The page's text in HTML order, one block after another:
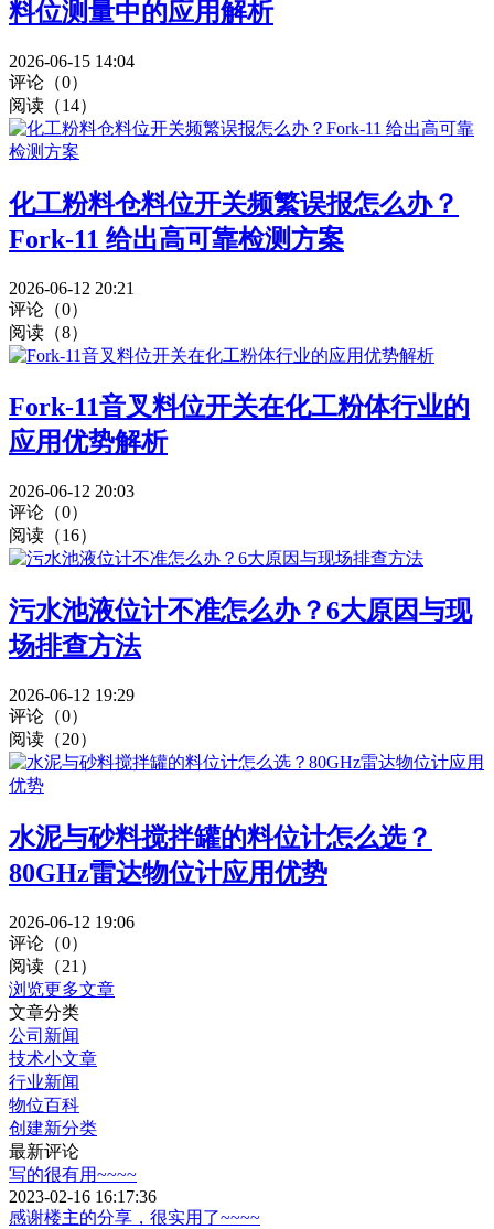
料位测量中的应用解析
2026-06-15 14:04
评论（0）
阅读（14）
化工粉料仓料位开关频繁误报怎么办？
Fork-11 给出高可靠检测方案
2026-06-12 20:21
评论（0）
阅读（8）
Fork-11音叉料位开关在化工粉体行业的
应用优势解析
2026-06-12 20:03
评论（0）
阅读（16）
污水池液位计不准怎么办？6大原因与现
场排查方法
2026-06-12 19:29
评论（0）
阅读（20）
水泥与砂料搅拌罐的料位计怎么选？
80GHz雷达物位计应用优势
2026-06-12 19:06
评论（0）
阅读（21）
浏览更多文章
文章分类
公司新闻
技术小文章
行业新闻
物位百科
创建新分类
最新评论
写的很有用~~~~
2023-02-16 16:17:36
感谢楼主的分享，很实用了~~~~